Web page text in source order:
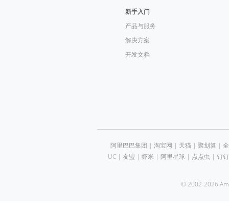
新手入门
产品与服务
解决方案
开发文档
阿里巴巴集团 | 淘宝网 | 天猫| 聚划算 |
UC| 友盟 | 虾米 | 阿里星球| 点点虫 | 钉钉
© 2002-2026